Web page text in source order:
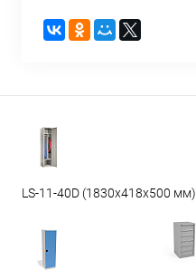
LS-11-40D (1830x418x500 мм)